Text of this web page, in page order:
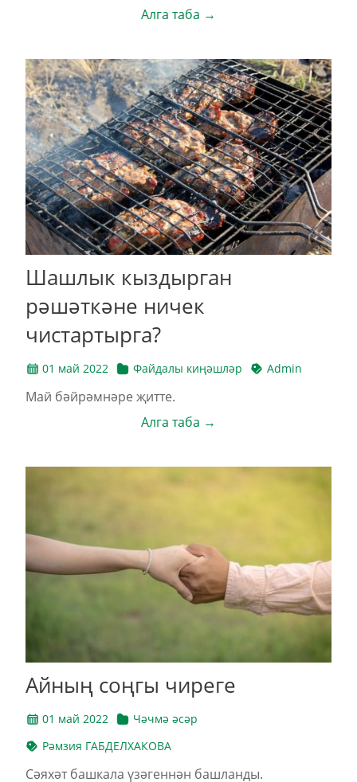
Алга таба →
Шашлык кыздырган
рәшәткәне ничек
чистартырга?
01 май 2022 Файдалы киңәшләр Admin
Май бәйрәмнәре җитте.
Алга таба →
Айның соңгы чиреге
01 май 2022
Чәчмә әсәр
Рәмзия ГАБДЕЛХАКОВА
Сәяхәт башкала үзәгеннән башланды.